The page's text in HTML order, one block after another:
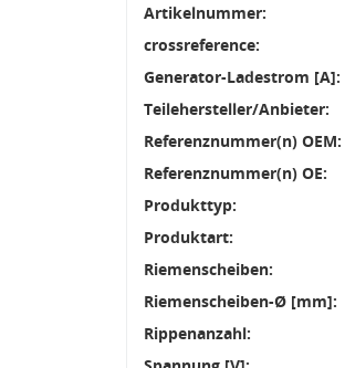
Artikelnummer:
crossreference:
Generator-Ladestrom [A]:
Teilehersteller/Anbieter:
Referenznummer(n) OEM:
Referenznummer(n) OE:
Produkttyp:
Produktart:
Riemenscheiben:
Riemenscheiben-Ø [mm]:
Rippenanzahl: